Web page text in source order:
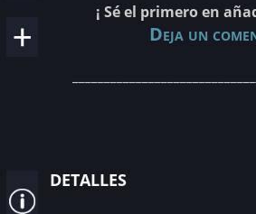
¡ Sé el primero en
Deja un
detalles